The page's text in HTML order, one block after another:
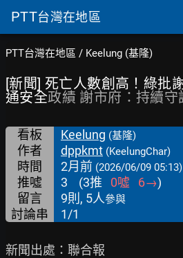
PTT台灣在地區
PTT台灣在地區 / Keelung (基隆)
[新聞] 死亡人數創高！綠批
通安全政績 謝市府：持續守
看板 Keelung (基隆)
作者 dppkmt (KeelungChar)
時間 2月前 (2026/06/09 05:13)
推噓 3 (3推 0噓 6→)
留言
9則, 5人參與
討論串 1/1
新聞出處：聯合報